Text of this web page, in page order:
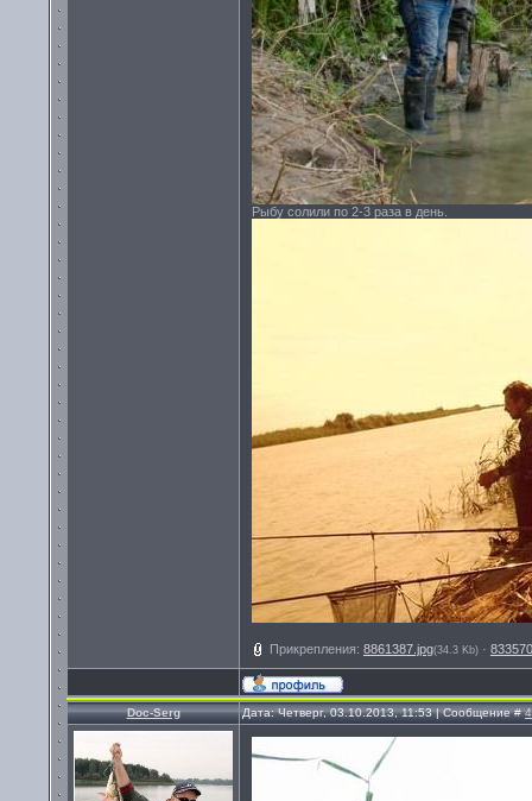
Рыбу солили по 2-3 раза в день.
Прикрепления: 8861387.jpg(34.3 Kb) ·
Doc-Serg Дата: Четверг, 03.10.2013, 11:53 | Сообщение #